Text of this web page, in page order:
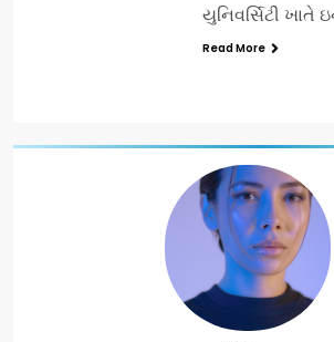
યુનિવર્સિટી ખાતે
Read More